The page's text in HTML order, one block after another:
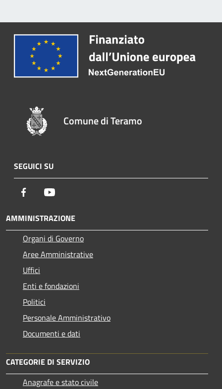
Comune di Teramo
SEGUICI SU
Facebook
AMMINISTRAZIONE
Organi di Governo
Aree Amministrative
Uffici
Enti e fondazioni
Politici
Personale Amministrativo
Documenti e dati
CATEGORIE DI SERVIZIO
Anagrafe e stato civile